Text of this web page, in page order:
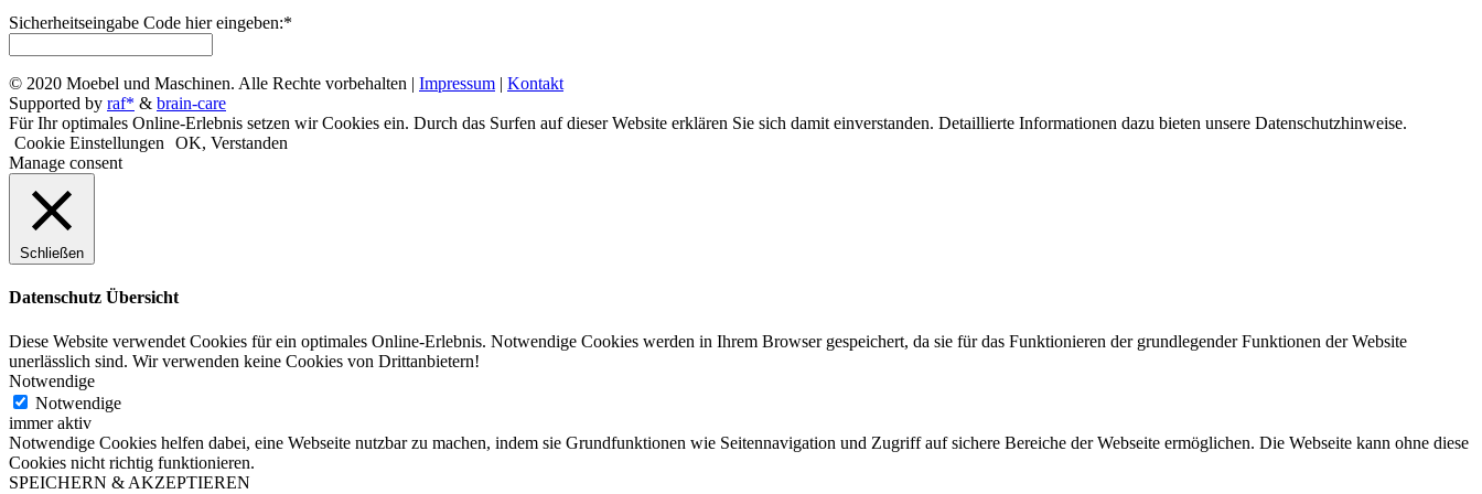
Sicherheitseingabe Code hier eingeben:*
© 2020 Moebel und Maschinen. Alle Rechte vorbehalten | Impressum | Kontakt
Supported by raf* & brain-care
Für Ihr optimales Online-Erlebnis setzen wir Cookies ein. Durch das Surfen auf dieser Website erklären Sie sich damit einverstanden. Detaillierte Informationen dazu bieten unsere Datenschutzhinweise.
Cookie Einstellungen
OK, Verstanden
Manage consent
Schließen
Datenschutz Übersicht
Diese Website verwendet Cookies für ein optimales Online-Erlebnis. Notwendige Cookies werden in Ihrem Browser gespeichert, da sie für das Funktionieren der grundlegender Funktionen der Website
unerlässlich sind. Wir verwenden keine Cookies von Drittanbietern!
Notwendige
Notwendige
immer aktiv
Notwendige Cookies helfen dabei, eine Webseite nutzbar zu machen, indem sie Grundfunktionen wie Seitennavigation und Zugriff auf sichere Bereiche der Webseite ermöglichen. Die Webseite kann ohne diese
Cookies nicht richtig funktionieren.
SPEICHERN & AKZEPTIEREN